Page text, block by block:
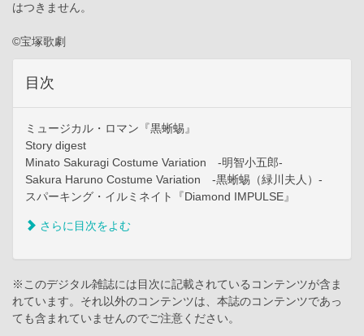
はつきません。
©宝塚歌劇
目次
ミュージカル・ロマン『黒蜥蜴』
Story digest
Minato Sakuragi Costume Variation -明智小五郎-
Sakura Haruno Costume Variation -黒蜥蜴（緑川夫人）-
スパーキング・イルミネイト『Diamond IMPULSE』
さらに目次をよむ
※このデジタル雑誌には目次に記載されているコンテンツが含ま
れています。それ以外のコンテンツは、本誌のコンテンツであっ
ても含まれていませんのでご注意ください。